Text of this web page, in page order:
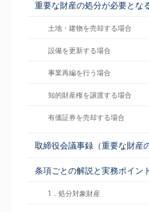
重要な財産の処分が必要とな
土地・建物を売却する場合
設備を更新する場合
事業再編を行う場合
知的財産権を譲渡する場合
有価証券を売却する場合
取締役会議事録（重要な財産
条項ごとの解説と実務ポイント
1．処分対象財産